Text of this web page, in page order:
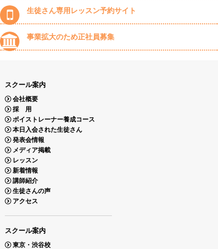
生徒さん専用レッスン予約サイト
事業拡大のため正社員募集
スクール案内
会社概要
採 用
ボイストレーナー養成コース
本日入会された生徒さん
発表会情報
メディア掲載
レッスン
新着情報
講師紹介
生徒さんの声
アクセス
スクール案内
東京・渋谷校